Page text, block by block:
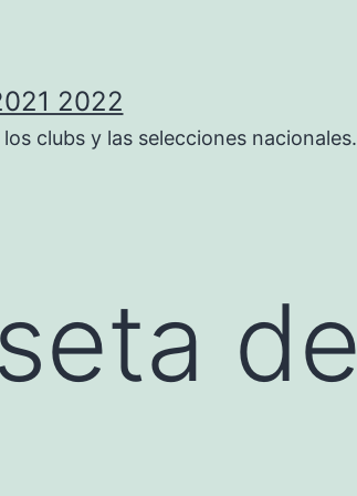
2022
clubs y las selecciones nacionales.
de